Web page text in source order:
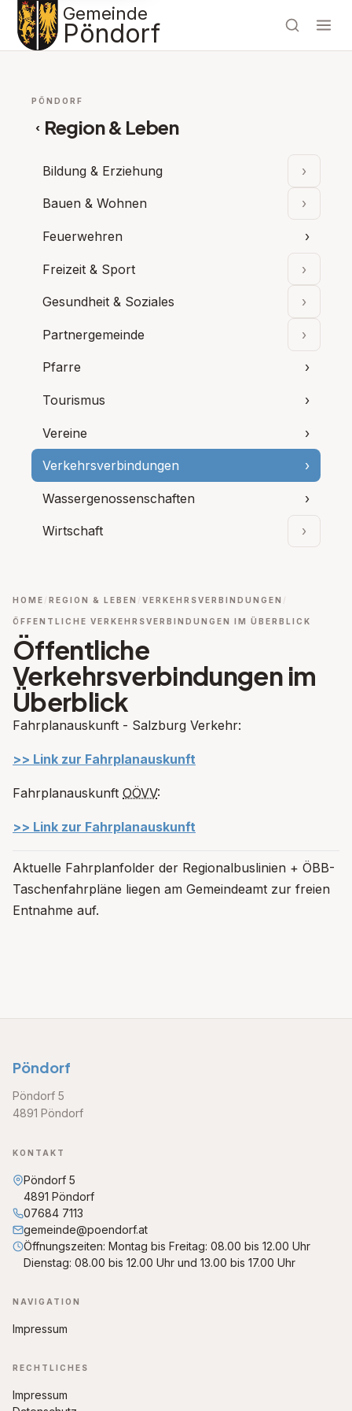
Gemeinde
Pöndorf
PÖNDORF
‹ Region & Leben
Bildung & Erziehung ›
Bauen & Wohnen
›
Feuerwehren
›
Freizeit & Sport ›
Gesundheit & Soziales
›
Partnergemeinde
›
Pfarre
›
Tourismus ›
Vereine ›
Verkehrsverbindungen ›
Wassergenossenschaften ›
Wirtschaft ›
HOME REGION & LEBEN VERKEHRSVERBINDUNGEN
ÖFFENTLICHE VERKEHRSVERBINDUNGEN IM ÜBERBLICK
Öffentliche
Verkehrsverbindungen im
Überblick
Fahrplanauskunft - Salzburg Verkehr:
>> Link zur Fahrplanauskunft
Fahrplanauskunft OÖVV:
>> Link zur Fahrplanauskunft
Aktuelle Fahrplanfolder der Regionalbuslinien + ÖBB-
Taschenfahrpläne liegen am Gemeindeamt zur freien
Entnahme auf.
Pöndorf
Pöndorf 5
4891 Pöndorf
KONTAKT
Pöndorf 5
4891 Pöndorf
07684 7113
gemeinde@poendorf.at
Öffnungszeiten: Montag bis Freitag: 08.00 bis 12.00 Uhr
Dienstag: 08.00 bis 12.00 Uhr und 13.00 bis 17.00 Uhr
NAVIGATION
Impressum
RECHTLICHES
Impressum